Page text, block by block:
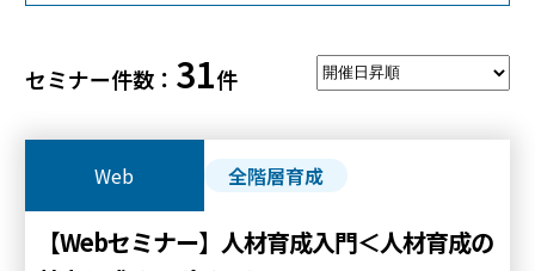
セミナー件数： 31件
Web 全階層育成
【Webセミナー】人材育成入門＜人材育成の